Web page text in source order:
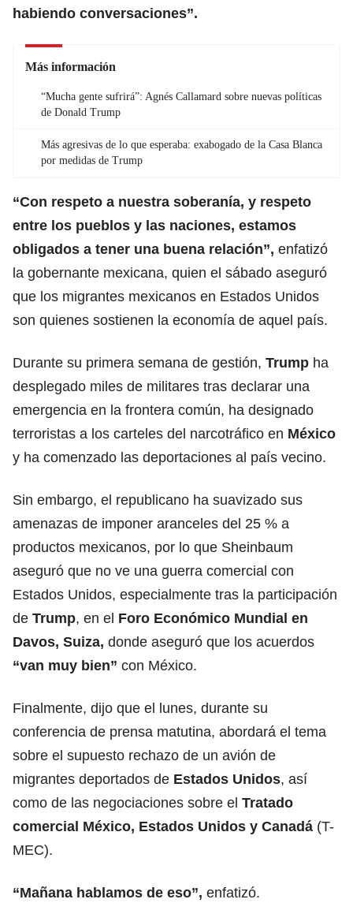
habiendo conversaciones”.
Más información
“Mucha gente sufrirá”: Agnés Callamard sobre nuevas políticas
de Donald Trump
Más agresivas de lo que esperaba: exabogado de la Casa Blanca
por medidas de Trump
“Con respeto a nuestra soberanía, y respeto
entre los pueblos y las naciones, estamos
obligados a tener una buena relación”, enfatizó
la gobernante mexicana, quien el sábado aseguró
que los migrantes mexicanos en Estados Unidos
son quienes sostienen la economía de aquel país.
Durante su primera semana de gestión, Trump ha
desplegado miles de militares tras declarar una
emergencia en la frontera común, ha designado
terroristas a los carteles del narcotráfico en México
y ha comenzado las deportaciones al país vecino.
Sin embargo, el republicano ha suavizado sus
amenazas de imponer aranceles del 25 % a
productos mexicanos, por lo que Sheinbaum
aseguró que no ve una guerra comercial con
Estados Unidos, especialmente tras la participación
de Trump, en el Foro Económico Mundial en
Davos, Suiza, donde aseguró que los acuerdos
“van muy bien” con México.
Finalmente, dijo que el lunes, durante su
conferencia de prensa matutina, abordará el tema
sobre el supuesto rechazo de un avión de
migrantes deportados de Estados Unidos, así
como de las negociaciones sobre el Tratado
comercial México, Estados Unidos y Canadá (T-
MEC).
“Mañana hablamos de eso”, enfatizó.